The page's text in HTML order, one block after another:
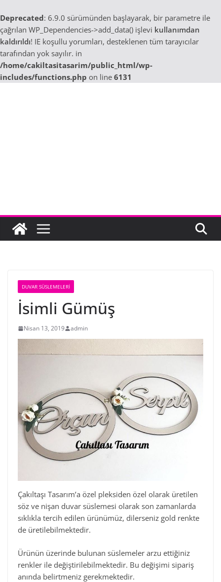
Deprecated: 6.9.0 sürümünden başlayarak, bir parametre ile
çağrılan WP_Dependencies->add_data() işlevi kullanımdan
kaldırıldı! IE koşullu yorumları, desteklenen tüm tarayıcılar
tarafından yok sayılır. in
/home/cakiltasitasarim/public_html/wp-
includes/functions.php on line 6131
DUVAR SÜSLEMELERI
İsimli Gümüş
Nisan 13, 2019 admin
Çakıltaşı Tasarım’a özel pleksiden özel olarak üretilen
söz ve nişan duvar süslemesi olarak son zamanlarda
sıklıkla tercih edilen ürünümüz, dilerseniz gold renkte
de üretilebilmektedir.
Ürünün üzerinde bulunan süslemeler arzu ettiğiniz
renkler ile değiştirilebilmektedir. Bu değişimi sipariş
anında belirtmeniz gerekmektedir.